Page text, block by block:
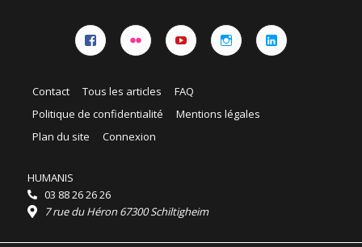
Contact Tous les articles
FAQ
Politique de confidentialité
Mentions légales
Plan du site
Connexion
HUMANIS
03 88 26 26 26
7 rue du Héron 67300 Schiltigheim